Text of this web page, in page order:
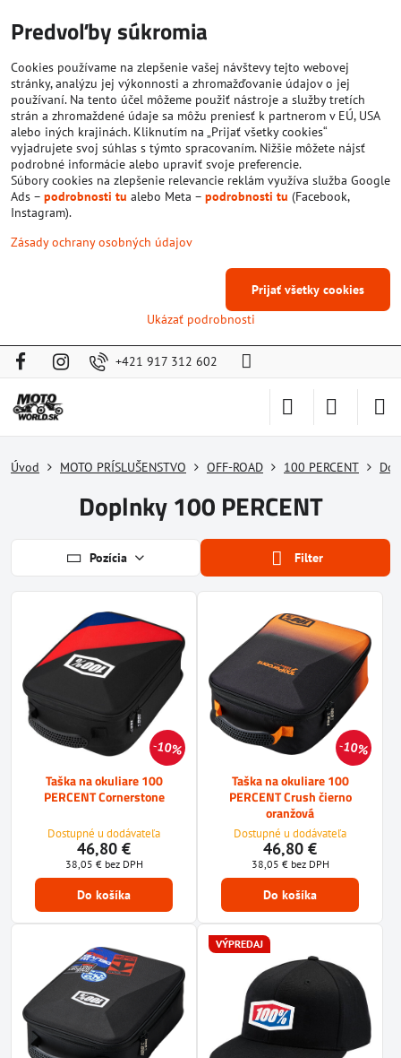
+421 917 312 602
Úvod MOTO PRÍSLUŠENSTVO OFF-ROAD 100 PERCENT
Doplnky 100 PERCENT
Pozícia Filter
10%
Taška na okuliare 100
PERCENT Cornerstone
Dostupné u dodávateľa
46,80 €
38,05 € bez DPH
Do košíka
10%
Taška na okuliare 100
PERCENT Crush čierno
oranžová
Dostupné u dodávateľa
46,80 €
38,05 € bez DPH
Do košíka
VÝPREDAJ
Predvoľby súkromia
Cookies používame na zlepšenie vašej návštevy tejto webovej
stránky, analýzu jej výkonnosti a zhromažďovanie údajov o jej
používaní. Na tento účel môžeme použiť nástroje a služby tretích
strán a zhromaždené údaje sa môžu preniesť k partnerom v EÚ, USA
alebo iných krajinách. Kliknutím na „Prijať všetky cookies“
vyjadrujete svoj súhlas s týmto spracovaním. Nižšie môžete nájsť
podrobné informácie alebo upraviť svoje preferencie.
Súbory cookies na zlepšenie relevancie reklám využíva služba Google
Ads – podrobnosti tu alebo Meta – podrobnosti tu (Facebook,
Instagram).
Zásady ochrany osobných údajov
Ukázať podrobnosti
Prijať všetky cookies